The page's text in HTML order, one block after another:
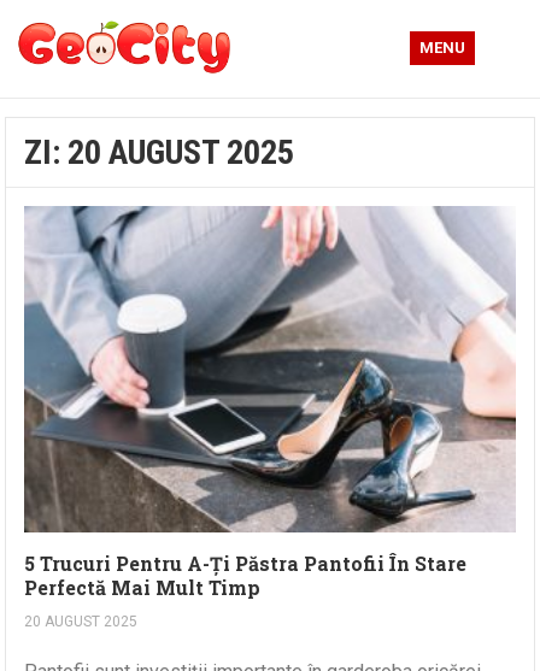
MENU
ZI: 20 AUGUST 2025
5 Trucuri Pentru A-Ți Păstra Pantofii În Stare
Perfectă Mai Mult Timp
20 AUGUST 2025